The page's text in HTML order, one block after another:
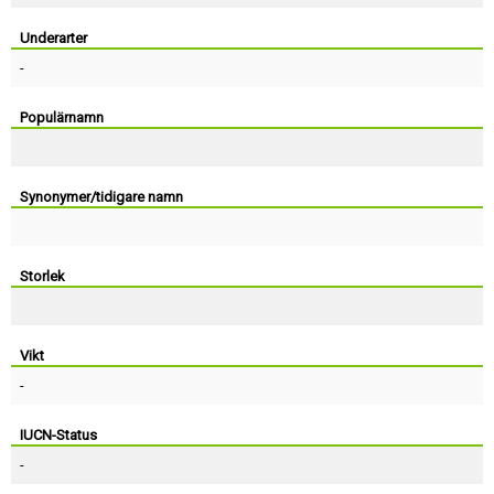
Underarter
-
Populärnamn
Synonymer/tidigare namn
Storlek
Vikt
-
IUCN-Status
-